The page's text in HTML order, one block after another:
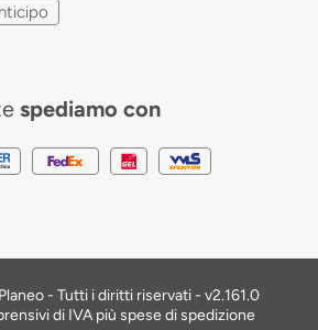
spediamo con
- Tutti i diritti riservati - v2.161.0
di IVA più spese di spedizione